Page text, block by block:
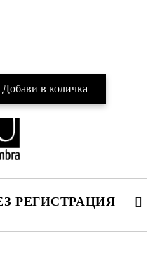
РЕГИСТРАЦИЯ